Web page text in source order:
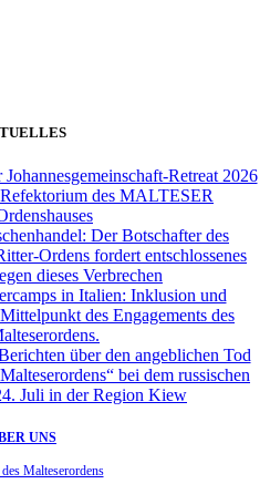
Retreat 2026
des MALTESER
Der Botschafter des
Ordens fordert entschlossenes
dieses Verbrechen
in Italien: Inklusion und
des Engagements des
über den angeblichen Tod
bei dem russischen
Juli in der Region Kiew
UNS
Malteserordens